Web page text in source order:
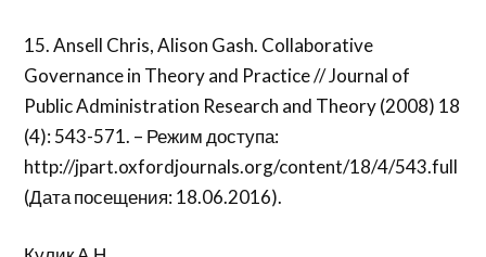
15. Ansell Chris, Alison Gash. Collaborative
Governance in Theory and Practice // Journal of
Public Administration Research and Theory (2008) 18
(4): 543-571. – Режим доступа:
http://jpart.oxfordjournals.org/content/18/4/543.full
(Дата посещения: 18.06.2016).